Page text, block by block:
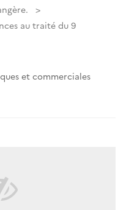
au traité du 9
et commerciales